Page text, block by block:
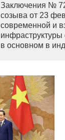
Заключения №
созыва от 23
современной и
в основном в